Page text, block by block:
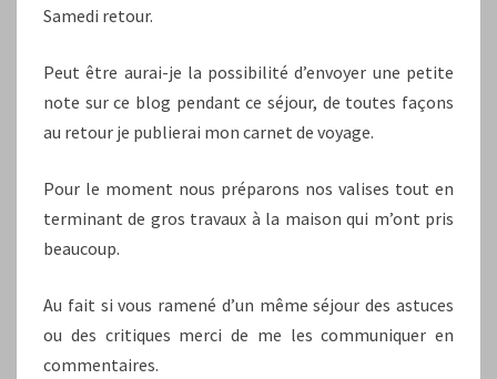
Samedi retour.
Peut être aurai-je la possibilité d’envoyer une petite
note sur ce blog pendant ce séjour, de toutes façons
au retour je publierai mon carnet de voyage.
Pour le moment nous préparons nos valises tout en
terminant de gros travaux à la maison qui m’ont pris
beaucoup.
Au fait si vous ramené d’un même séjour des astuces
ou des critiques merci de me les communiquer en
commentaires.